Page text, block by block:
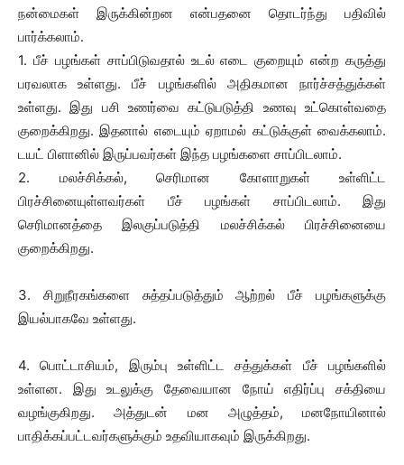
நன்மைகள் இருக்கின்றன என்பதனை தொடர்ந்து பதிவில்
பார்க்கலாம்.
1. பீச் பழங்கள் சாப்பிடுவதால் உடல் எடை குறையும் என்ற கருத்து
பரவலாக உள்ளது. பீச் பழங்களில் அதிகமான நார்ச்சத்துக்கள்
உள்ளது. இது பசி உணர்வை கட்டுபடுத்தி உணவு உட்கொள்வதை
குறைக்கிறது. இதனால் எடையும் ஏறாமல் கட்டுக்குள் வைக்கலாம்.
டயட் பிளானில் இருப்பவர்கள் இந்த பழங்களை சாப்பிடலாம்.
2. மலச்சிக்கல், செரிமான கோளாறுகள் உள்ளிட்ட
பிரச்சினையுள்ளவர்கள் பீச் பழங்கள் சாப்பிடலாம். இது
செரிமானத்தை இலகுப்படுத்தி மலச்சிக்கல் பிரச்சினையை
குறைக்கிறது.
3. சிறுநீரகங்களை சுத்தப்படுத்தும் ஆற்றல் பீச் பழங்களுக்கு
இயல்பாகவே உள்ளது.
4. பொட்டாசியம், இரும்பு உள்ளிட்ட சத்துக்கள் பீச் பழங்களில்
உள்ளன. இது உடலுக்கு தேவையான நோய் எதிர்ப்பு சக்தியை
வழங்குகிறது. அத்துடன் மன அழுத்தம், மனநோயினால்
பாதிக்கப்பட்டவர்களுக்கும் உதவியாகவும் இருக்கிறது.